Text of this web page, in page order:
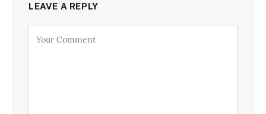
LEAVE A REPLY